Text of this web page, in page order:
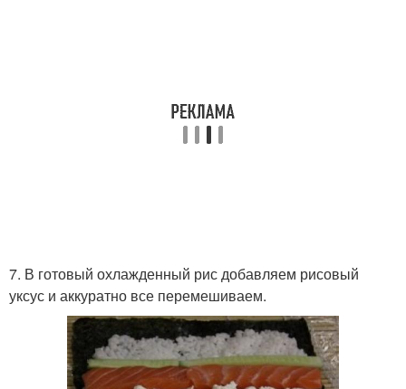
7. В готовый охлажденный рис добавляем рисовый
уксус и аккуратно все перемешиваем.